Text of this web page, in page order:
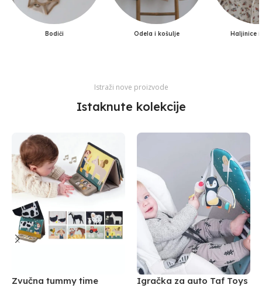
Bodići Odela i košulje Haljinice
Istraži nove proizvode
Istaknute kolekcije
Zvučna tummy time
Igračka za auto Taf Toys